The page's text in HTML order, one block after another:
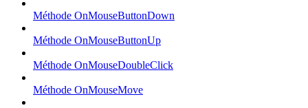
Méthode OnMouseButtonDown
Méthode OnMouseButtonUp
Méthode OnMouseDoubleClick
Méthode OnMouseMove